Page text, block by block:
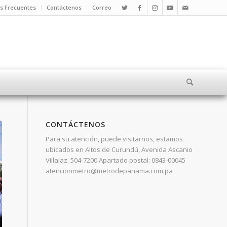
Frecuentes Contáctenos Correo
CONTÁCTENOS
Para su atención, puede visitarnos, estamos
ubicados en Altos de Curundú, Avenida Ascanio
Villalaz. 504-7200 Apartado postal: 0843-00045
atencionmetro@metrodepanama.com.pa